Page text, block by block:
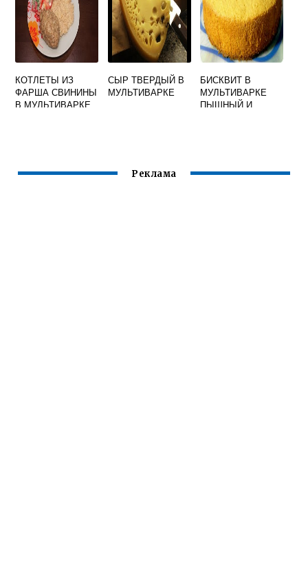
КОТЛЕТЫ ИЗ
ФАРША СВИНИНЫ
В МУЛЬТИВАРКЕ
СЫР ТВЕРДЫЙ В
МУЛЬТИВАРКЕ
БИСКВИТ В
МУЛЬТИВАРКЕ
ПЫШНЫЙ И
Реклама